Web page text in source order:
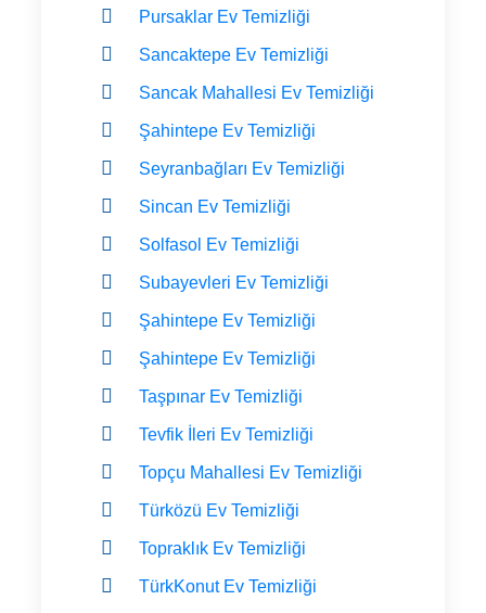
Pursaklar Ev Temizliği
Sancaktepe Ev Temizliği
Sancak Mahallesi Ev Temizliği
Şahintepe Ev Temizliği
Seyranbağları Ev Temizliği
Sincan Ev Temizliği
Solfasol Ev Temizliği
Subayevleri Ev Temizliği
Şahintepe Ev Temizliği
Şahintepe Ev Temizliği
Taşpınar Ev Temizliği
Tevfik İleri Ev Temizliği
Topçu Mahallesi Ev Temizliği
Türközü Ev Temizliği
Topraklık Ev Temizliği
TürkKonut Ev Temizliği